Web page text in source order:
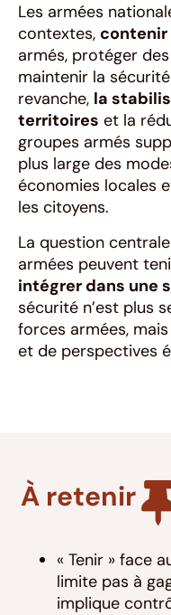
Les armées
contextes, contenir
armés, protéger
maintenir la
revanche, la
territoires et la
groupes armés
plus large des
économies locales
les citoyens.
La question
armées peuvent
intégrer dans une
sécurité n’est plus
forces armées,
et de perspectives
À retenir
« Tenir » face
limite pas à
implique